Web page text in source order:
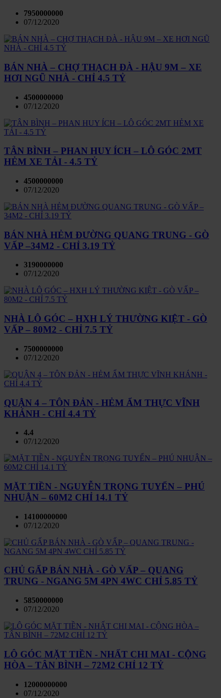
7950000000
07/12/2020
BÁN NHÀ – CHỢ THẠCH ĐÀ - HẬU 9M – XE
HƠI NGŨ NHÀ - CHỈ 4.5 TỶ
4500000000
07/12/2020
TÂN BÌNH – PHAN HUY ÍCH – LÔ GÓC 2MT
HẺM XE TẢI - 4.5 TỶ
4500000000
07/12/2020
BÁN NHÀ HẺM ĐƯỜNG QUANG TRUNG - GÒ
VẤP –34M2 - CHỈ 3.19 TỶ
3190000000
07/12/2020
NHÀ LÔ GÓC – HXH LÝ THƯỜNG KIỆT - GÒ
VẤP – 80M2 - CHỈ 7.5 TỶ
7500000000
07/12/2020
QUẬN 4 – TÔN ĐẢN - HẺM ẨM THỰC VĨNH
KHÁNH - CHỈ 4.4 TỶ
4.4
07/12/2020
MẶT TIỀN - NGUYỄN TRỌNG TUYỂN – PHÚ
NHUẬN – 60M2 CHỈ 14.1 TỶ
14100000000
07/12/2020
CHỦ GẤP BÁN NHÀ - GÒ VẤP – QUANG
TRUNG - NGANG 5M 4PN 4WC CHỈ 5.85 TỶ
5850000000
07/12/2020
LÔ GÓC MẶT TIỀN - NHẤT CHI MAI - CỘNG
HÒA – TÂN BÌNH – 72M2 CHỈ 12 TỶ
12000000000
07/12/2020